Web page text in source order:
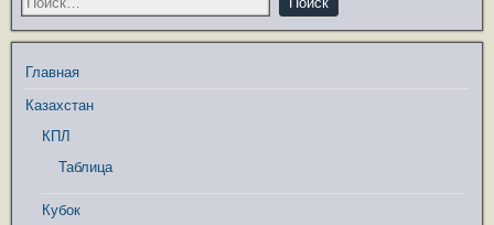
Главная
Казахстан
КПЛ
Таблица
Кубок